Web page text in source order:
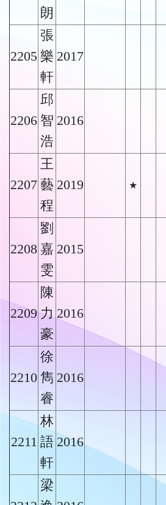
朗
2205
張
樂
軒
2017
2206
邱
智
浩
2016
2207
王
藝
程
2019 ★
2208
劉
嘉
雯
2015
2209
陳
力
豪
2016
2210
徐
雋
睿
2016
2211
林
語
軒
2016
梁